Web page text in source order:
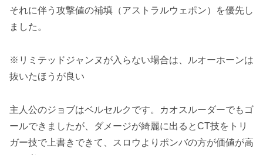
それに伴う 攻撃値の補填（アストラルウェポン）
を優先し
ました。
※リミテッドジャンヌが入らない場合は、ルオーホーンは
抜いたほうが良い
主人公のジョブはベルセルク です。 カオスルーダーでもゴ
ールできましたが、ダメージが綺麗に出るとCT技をトリ
ガー技で上書きできて、スロウよりポンバの方が価値が高